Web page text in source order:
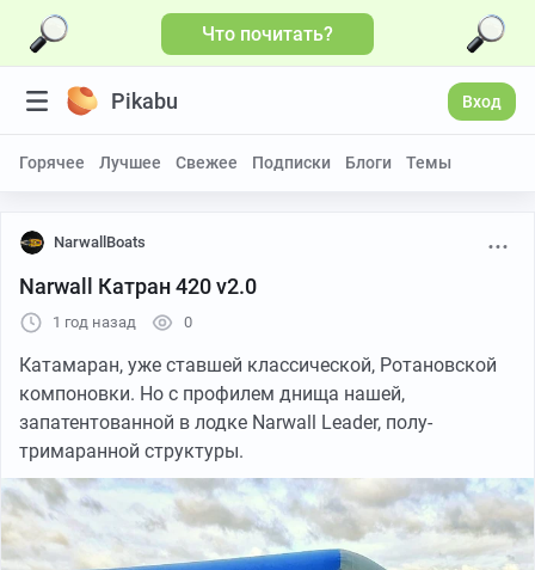
Что почитать?
Pikabu Вход
Горячее Лучшее Свежее Подписки Блоги Темы
NarwallBoats
Narwall Катран 420 v2.0
1 год назад 0
Катамаран, уже ставшей классической, Ротановской
компоновки. Но с профилем днища нашей,
запатентованной в лодке Narwall Leader, полу-
тримаранной структуры.